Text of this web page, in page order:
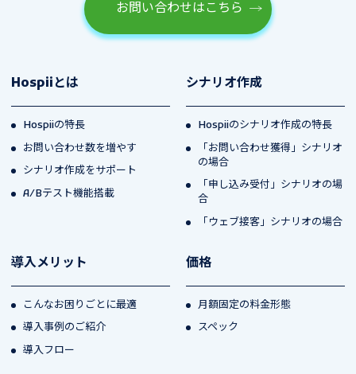
お問い合わせはこちら
Hospiiとは
Hospiiの特長
お問い合わせ数を増やす
シナリオ作成をサポート
A/Bテスト機能搭載
シナリオ作成
Hospiiのシナリオ作成の特長
「お問い合わせ獲得」シナリオ
の場合
「申し込み受付」シナリオの場
合
「ウェブ接客」シナリオの場合
導入メリット
こんなお困りごとに最適
導入事例のご紹介
導入フロー
価格
月額固定の料金形態
スペック